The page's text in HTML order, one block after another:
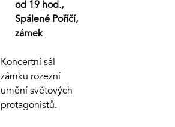
od 19 hod.,
Spálené Poříčí,
zámek
Koncertní sál
zámku rozezní
umění světových
protagonistů.